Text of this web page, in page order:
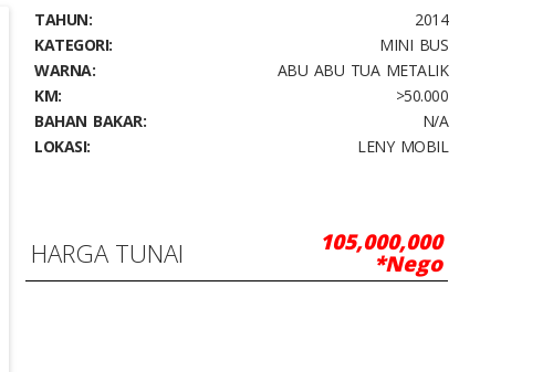
TAHUN:
2014
KATEGORI:
MINI BUS
WARNA:
ABU ABU TUA METALIK
KM:
>50.000
BAHAN BAKAR:
N/A
LOKASI:
LENY MOBIL
HARGA TUNAI 105,000,000
*Nego